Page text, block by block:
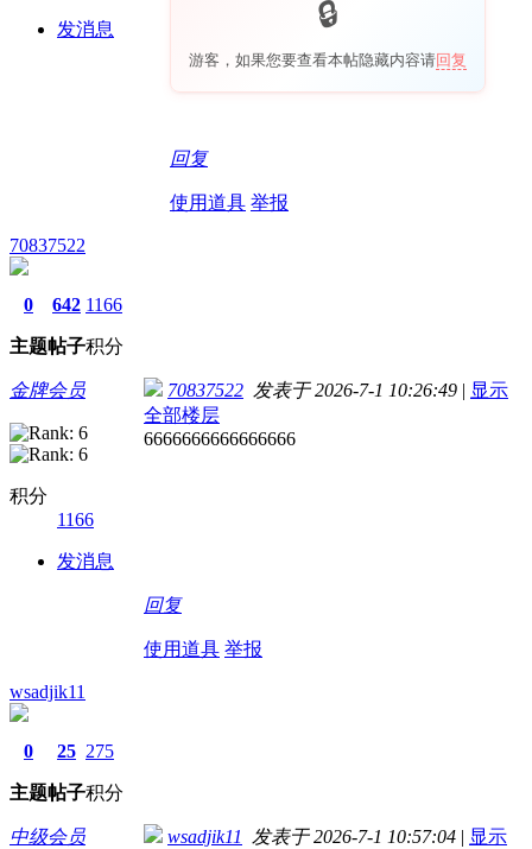
发消息
游客，如果您要查看本帖隐藏内容请回复
回复
使用道具 举报
70837522
0
主题
642
帖子
1166
积分
金牌会员
积分
1166
发消息
70837522 发表于 2026-7-1 10:26:49 | 显示
全部楼层
6666666666666666
回复
使用道具 举报
wsadjik11
0
主题
25
帖子
275
积分
中级会员 wsadjik11 发表于 2026-7-1 10:57:04 | 显示